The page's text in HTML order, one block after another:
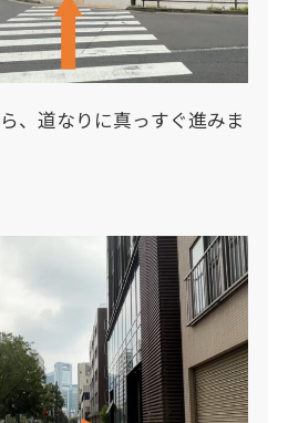
、道なりに真っすぐ進みま